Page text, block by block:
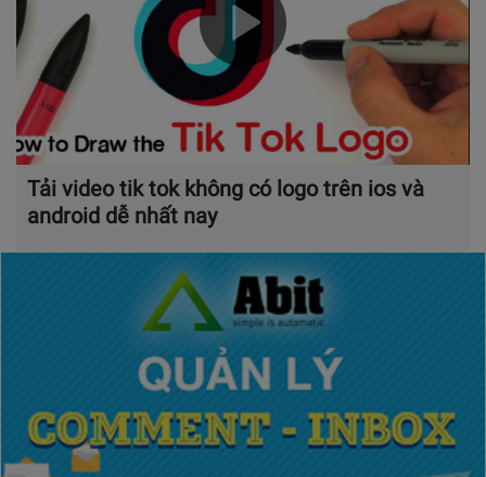
Tải video tik tok không có logo trên ios và
android dễ nhất nay